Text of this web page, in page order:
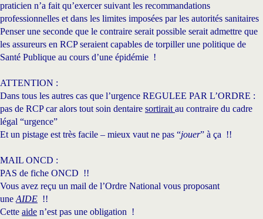
praticien n’a fait qu’exercer suivant les recommandations
professionnelles et dans les limites imposées par les autorités sanitaires
Penser une seconde que le contraire serait possible serait admettre que
les assureurs en RCP seraient capables de torpiller une politique de
Santé Publique au cours d’une épidémie !
ATTENTION :
Dans tous les autres cas que l’urgence REGULEE PAR L’ORDRE :
pas de RCP car alors tout soin dentaire sortirait au contraire du cadre
légal “urgence”
Et un pistage est très facile – mieux vaut ne pas “jouer” à ça !!
MAIL ONCD :
PAS de fiche ONCD !!
Vous avez reçu un mail de l’Ordre National vous proposant
une AIDE !!
Cette aide n’est pas une obligation !